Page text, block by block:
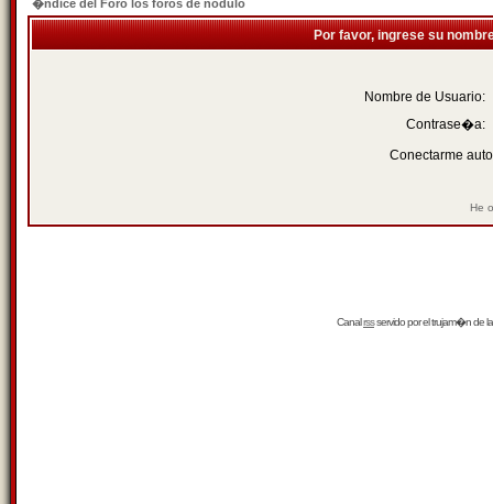
�ndice del Foro los foros de nódulo
Por favor, ingrese su
Nombre de Usuario:
Contrase�a:
Conectarme
He
Canalrssservido por eltrujam�nde